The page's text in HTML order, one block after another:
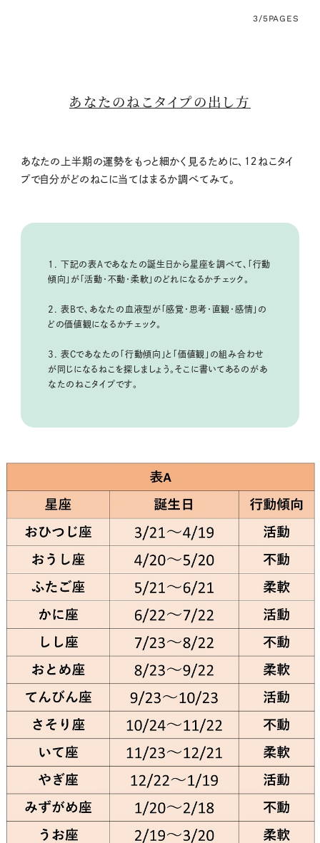
3/5PAGES
あなたのねこタイプの出し方
あなたの上半期の運勢をもっと細かく見るために、１２ねこタイ
プで自分がどのねこに当てはまるか調べてみて。
1. 下記の表Aであなたの誕生日から星座を調べて、「行動
傾向」が「活動・不動・柔軟」のどれになるかチェック。
2. 表Bで、あなたの血液型が「感覚・思考・直観・感情」の
どの価値観になるかチェック。
3. 表Cであなたの「行動傾向」と「価値観」の組み合わせ
が同じになるねこを探しましょう。そこに書いてあるのがあ
なたのねこタイプです。